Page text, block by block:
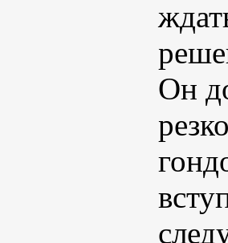
Он